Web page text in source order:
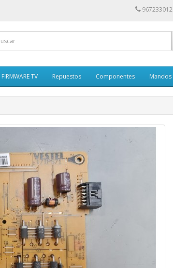
967233012
FIRMWARE TV Repuestos Componentes Mandos